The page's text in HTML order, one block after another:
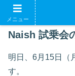
Naish 試乗会
明日、6月15日（
す。
メニュー